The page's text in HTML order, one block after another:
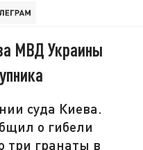
МВД Украины
суда Киева.
о гибели
три гранаты в